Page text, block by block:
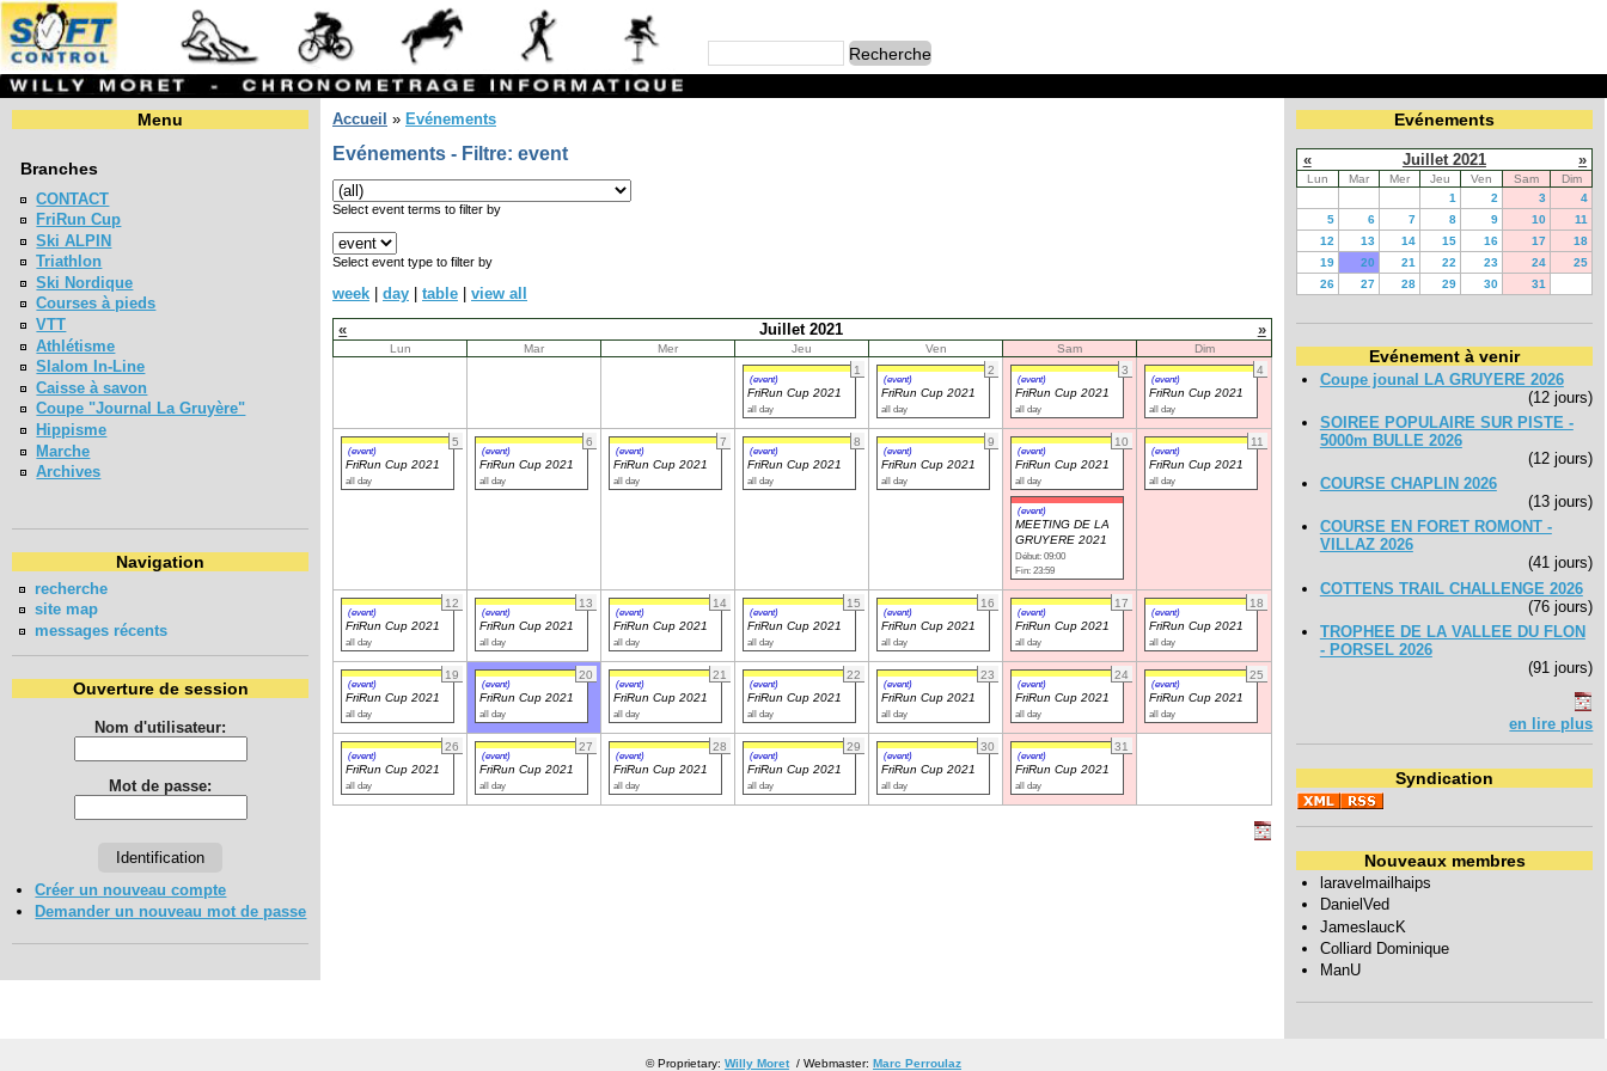
Menu
Branches
CONTACT
FriRun Cup
Ski ALPIN
Triathlon
Ski Nordique
Courses à pieds
VTT
Athlétisme
Slalom In-Line
Caisse à savon
Coupe "Journal La Gruyère"
Hippisme
Marche
Archives
Navigation
recherche
site map
messages récents
Ouverture de session
Nom d'utilisateur:
Mot de passe:
Créer un nouveau compte
Demander un nouveau mot de passe
Accueil » Evénements
Evénements - Filtre: event
Select event terms to filter by
Select event type to filter by
week day table
view all
«
Juillet 2021 »
Lun Mar Mer Jeu Ven Sam
Dim
1
(event)
FriRun Cup 2021
all day
2
(event)
FriRun Cup 2021
all day
3
(event)
FriRun Cup 2021
all day
4
(event)
FriRun Cup 2021
all day
5
(event)
FriRun Cup 2021
all day
6
(event)
FriRun Cup 2021
all day
7
(event)
FriRun Cup 2021
all day
8
(event)
FriRun Cup 2021
all day
9
(event)
FriRun Cup 2021
all day
10
(event)
FriRun Cup 2021
all day
(event)
MEETING DE LA
GRUYERE 2021
Début: 09:00
Fin: 23:59
11
(event)
FriRun Cup 2021
all day
12
(event)
FriRun Cup 2021
all day
13
(event)
FriRun Cup 2021
all day
14
(event)
FriRun Cup 2021
all day
15
(event)
FriRun Cup 2021
all day
16
(event)
FriRun Cup 2021
all day
17
(event)
FriRun Cup 2021
all day
18
(event)
FriRun Cup 2021
all day
19
(event)
FriRun Cup 2021
all day
20
(event)
FriRun Cup 2021
all day
21
(event)
FriRun Cup 2021
all day
22
(event)
FriRun Cup 2021
all day
23
(event)
FriRun Cup 2021
all day
24
(event)
FriRun Cup 2021
all day
25
(event)
FriRun Cup 2021
all day
26
(event)
FriRun Cup 2021
all day
27
(event)
FriRun Cup 2021
all day
28
(event)
FriRun Cup 2021
all day
29
(event)
FriRun Cup 2021
all day
30
(event)
FriRun Cup 2021
all day
31
(event)
FriRun Cup 2021
all day
Evénements
« Juillet 2021 »
Lun Mar Mer Jeu Ven Sam
Dim
1
2 3
4
5
6 7 8 9 10
11
12
13 14 15 16 17
18
19
20 21 22 23 24
25
26
27 28 29 30 31
Evénement à venir
Coupe jounal LA GRUYERE 2026
(12 jours)
SOIREE POPULAIRE SUR PISTE -
5000m BULLE 2026
(12 jours)
COURSE CHAPLIN 2026
(13 jours)
COURSE EN FORET ROMONT -
VILLAZ 2026
(41 jours)
COTTENS TRAIL CHALLENGE 2026
(76 jours)
TROPHEE DE LA VALLEE DU FLON
- PORSEL 2026
(91 jours)
en lire plus
Syndication
Nouveaux membres
laravelmailhaips
DanielVed
JameslaucK
Colliard Dominique
ManU
© Proprietary: Willy Moret/ Webmaster: Marc Perroulaz